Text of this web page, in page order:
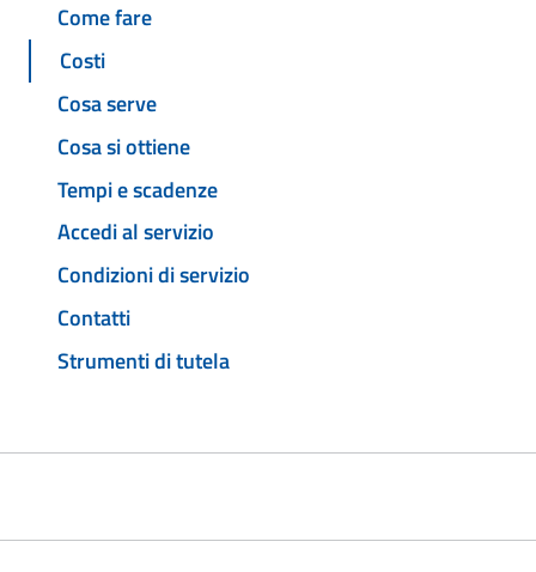
Come fare
Costi
Cosa serve
Cosa si ottiene
Tempi e scadenze
Accedi al servizio
Condizioni di servizio
Contatti
Strumenti di tutela